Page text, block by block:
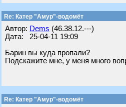
Re: Катер "Амур"-водомёт
Автор: Dems (46.38.12.---)
Дата: 25-04-11 19:09
Барин вы куда пропали?
Подскажите мне, у меня много
Re: Катер "Амур"-водомёт